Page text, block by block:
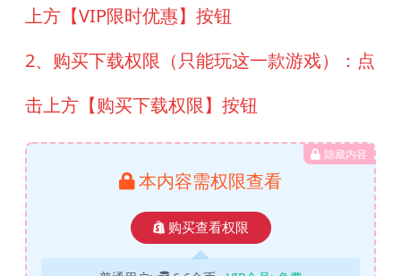
上方【VIP限时优惠】按钮
2、购买下载权限（只能玩这一款游戏）：点
击上方【购买下载权限】按钮
隐藏内容
本内容需权限查看
购买查看权限